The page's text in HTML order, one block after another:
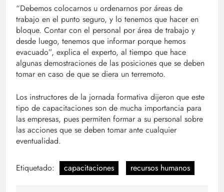
“Debemos colocarnos u ordenarnos por áreas de
trabajo en el punto seguro, y lo tenemos que hacer en
bloque. Contar con el personal por área de trabajo y
desde luego, tenemos que informar porque hemos
evacuado”, explica el experto, al tiempo que hace
algunas demostraciones de las posiciones que se deben
tomar en caso de que se diera un terremoto.
Los instructores de la jornada formativa dijeron que este
tipo de capacitaciones son de mucha importancia para
las empresas, pues permiten formar a su personal sobre
las acciones que se deben tomar ante cualquier
eventualidad.
Etiquetado: capacitaciones recursos humanos